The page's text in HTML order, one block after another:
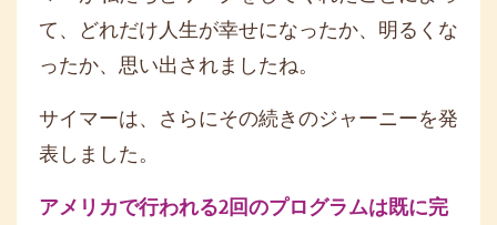
て、どれだけ人生が幸せになったか、明るくな
ったか、思い出されましたね。
サイマーは、さらにその続きのジャーニーを発
表しました。
アメリカで行われる2回のプログラムは既に完